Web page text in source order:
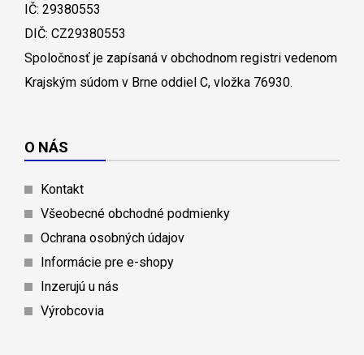
IČ: 29380553
DIČ: CZ29380553
Spoločnosť je zapísaná v obchodnom registri vedenom
Krajským súdom v Brne oddiel C, vložka 76930.
O NÁS
Kontakt
Všeobecné obchodné podmienky
Ochrana osobných údajov
Informácie pre e-shopy
Inzerujú u nás
Výrobcovia